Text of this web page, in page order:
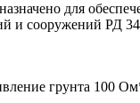
для
и сооружений РД
грунта 100